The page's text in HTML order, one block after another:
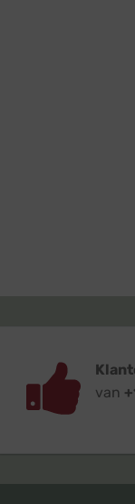
van